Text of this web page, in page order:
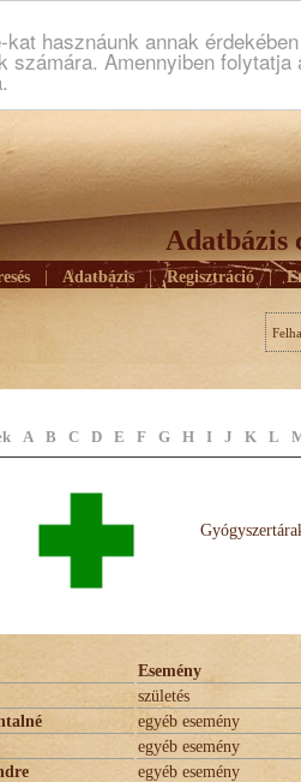
kat hasznáunk annak
számára. Amennyiben
Adatbázis
Adatbázis | Regisztráció |
A B C D E F G H I J K L
Esemény
születés
egyéb esemény
egyéb esemény
egyéb esemény